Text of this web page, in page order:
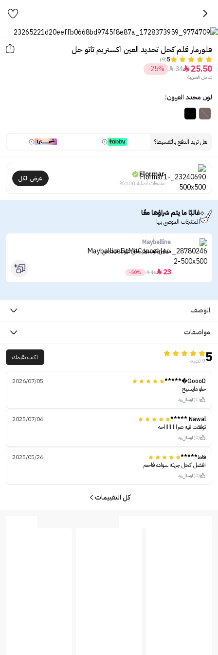
فلورمار قلم كحل تحديد العين اكستريم تاتو جل
5
(9)
25.50

34

-25%
شامل الضريبة
لون محدد العيون:
هل تريد الدفع بالتقسيط؟
Flormar
منتجات أصلية 100%
عرض الكل
غالبًا ما يتم شراؤها معًا
المنتجات الموصى بها
Maybelline
ميبلين كونسيلر خافي عيوب فيت مي
23

46

-50%
الوصف
مواصفات
59 تقييم اكتب تقيمك
GoooD�*****
2026/07/05
حلو مايسيح
(1) ارسال رد
Nawal *****
2025/07/06
توفقت فيه صراااااااااحه
(0) ارسال رد
فاط*****
2025/05/26
افضل كحل جربته سواده فاحم
(0) ارسال رد
كل التقييمات